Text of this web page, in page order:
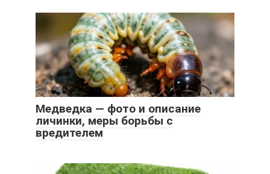
Медведка — фото и описание
личинки, меры борьбы с
вредителем